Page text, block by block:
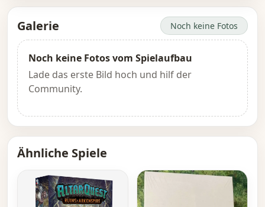
Galerie Noch keine Fotos
Noch keine Fotos vom Spielaufbau
Lade das erste Bild hoch und hilf der
Community.
Ähnliche Spiele